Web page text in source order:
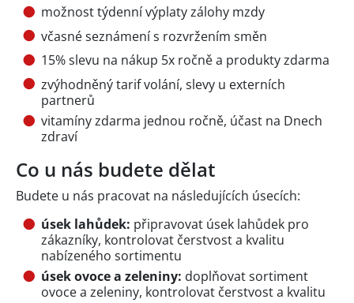
možnost týdenní výplaty zálohy mzdy
včasné seznámení s rozvržením směn
15% slevu na nákup 5x ročně a produkty zdarma
zvýhodněný tarif volání, slevy u externích
partnerů
vitamíny zdarma jednou ročně, účast na Dnech
zdraví
Co u nás budete dělat
Budete u nás pracovat na následujících úsecích:
úsek lahůdek: připravovat úsek lahůdek pro
zákazníky, kontrolovat čerstvost a kvalitu
nabízeného sortimentu
úsek ovoce a zeleniny: doplňovat sortiment
ovoce a zeleniny, kontrolovat čerstvost a kvalitu